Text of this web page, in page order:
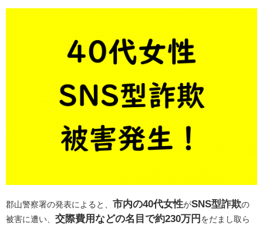
郡山警察署の発表によると、 市内の40代女性がSNS型詐欺の
被害に遭い、 交際費用などの名目で約230万円 をだまし取ら